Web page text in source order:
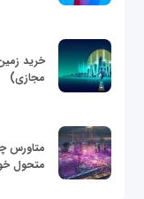
مجازی)
متاورس
متحول